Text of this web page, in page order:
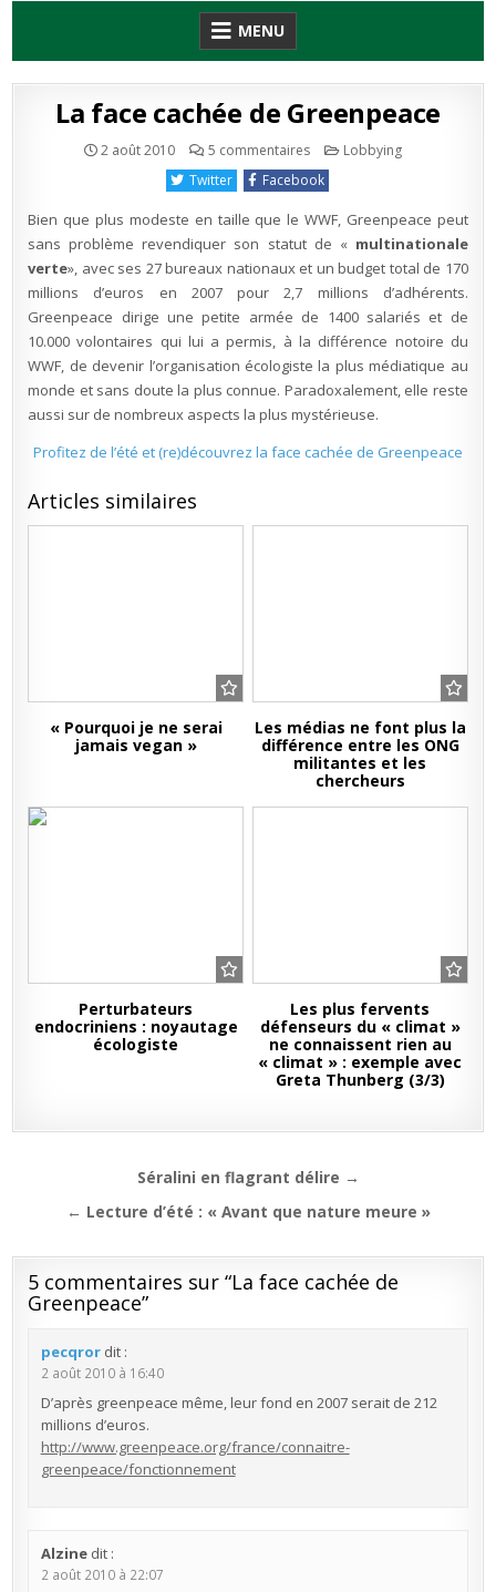
MENU
La face cachée de Greenpeace
2 août 2010 5 commentairessur
face
cachée
Greenpeace
Publié
Lobbying
Twitter
Facebook
Bien que plus modeste en taille que le WWF, Greenpeace peut
sans problème revendiquer son statut de « multinationale
verte», avec ses 27 bureaux nationaux et un budget total de 170
millions d’euros en 2007 pour 2,7 millions d’adhérents.
Greenpeace dirige une petite armée de 1400 salariés et de
10.000 volontaires qui lui a permis, à la différence notoire du
WWF, de devenir l’organisation écologiste la plus médiatique au
monde et sans doute la plus connue. Paradoxalement, elle reste
aussi sur de nombreux aspects la plus mystérieuse.
Profitez de l’été et (re)découvrez la face cachée de Greenpeace
Articles similaires
« Pourquoi je ne serai
jamais vegan »
Les médias ne font plus la
différence entre les ONG
militantes et les
chercheurs
Perturbateurs
endocriniens : noyautage
écologiste
Les plus fervents
défenseurs du « climat »
ne connaissent rien au
« climat » : exemple avec
Greta Thunberg (3/3)
NavigationSéralini en flagrant délire →
← Lecture d’été : « Avant que nature meure »
5 commentaires sur “La face cachée de
Greenpeace”
pecqror dit :
2 août 2010 à 16:40
D’après greenpeace même, leur fond en 2007 serait de 212
millions d’euros.
http://www.greenpeace.org/france/connaitre-
greenpeace/fonctionnement
Alzine dit :
2 août 2010 à 22:07